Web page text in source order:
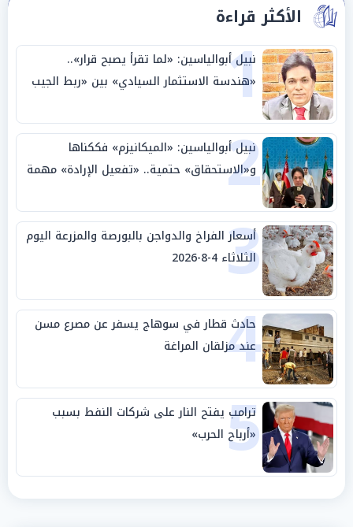
الأكثر قراءة
1
نبيل أبوالياسين: «لما تقرأ يصبح قرار»..
«هندسة الاستثمار السيادي» بين «ربط الجيب
بالوطن» و«سيادة الكلمة»
2
نبيل أبوالياسين: «الميكانيزم» فككناها
و«الاستحقاق» حتمية.. «تفعيل الإرادة» مهمة
الجامعة العربية
3
أسعار الفراخ والدواجن بالبورصة والمزرعة اليوم
الثلاثاء 4-8-2026
4
حادث قطار في سوهاج يسفر عن مصرع مسن
عند مزلقان المراغة
5
ترامب يفتح النار على شركات النفط بسبب
«أرباح الحرب»